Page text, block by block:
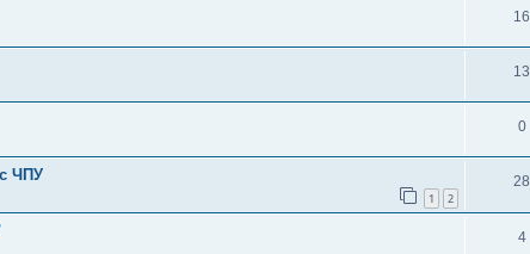
16
13
0
ЧПУ
1 2
28
4